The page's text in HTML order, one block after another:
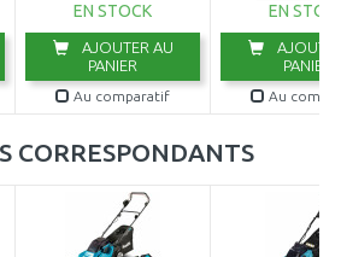
EN STOCK
AJOUTER AU
PANIER
Au comparatif
EN
PANIER
Au
CORRESPONDANTS